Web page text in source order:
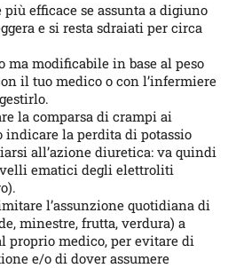
efficace se assunta a digiuno
e si resta sdraiati per circa
ma modificabile in base al peso
il tuo medico o con l’infermiere
la comparsa di crampi ai
indicare la perdita di potassio
all’azione diuretica: va quindi
ematici degli elettroliti
l’assunzione quotidiana di
minestre, frutta, verdura) a
proprio medico, per evitare di
e/o di dover assumere